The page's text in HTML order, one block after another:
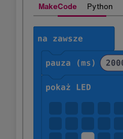
MakeCode Python